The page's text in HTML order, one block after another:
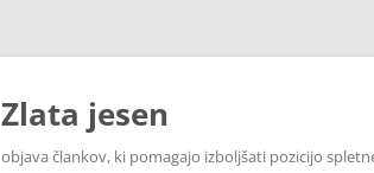
Zlata jesen
objava člankov, ki pomagajo izboljšati pozicijo